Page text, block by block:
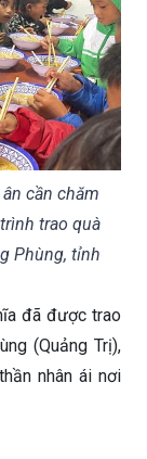
cần chăm
trao quà
Phùng, tỉnh
đã được trao
(Quảng Trị),
nhân ái nơi